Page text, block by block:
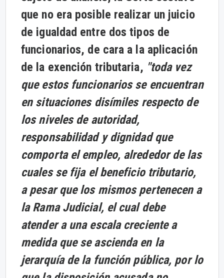
que no era posible realizar un juicio
de igualdad entre dos tipos de
funcionarios, de cara a la aplicación
de la exención tributaria, "toda vez
que estos funcionarios se encuentran
en situaciones disímiles respecto de
los niveles de autoridad,
responsabilidad y dignidad que
comporta el empleo, alrededor de las
cuales se fija el beneficio tributario,
a pesar que los mismos pertenecen a
la Rama Judicial, el cual debe
atender a una escala creciente a
medida que se ascienda en la
jerarquía de la función pública, por lo